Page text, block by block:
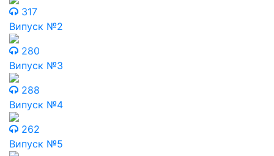
317
Випуск №2
280
Випуск №3
288
Випуск №4
262
Випуск №5